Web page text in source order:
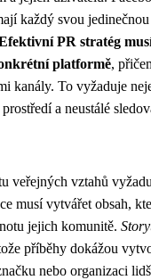
každý svou
PR stratég
platformě,
kanály. To vyžaduje
a neustálé
veřejných vztahů
musí vytvářet obsah,
jejich komunitě.
příběhy dokážou
nebo organizaci